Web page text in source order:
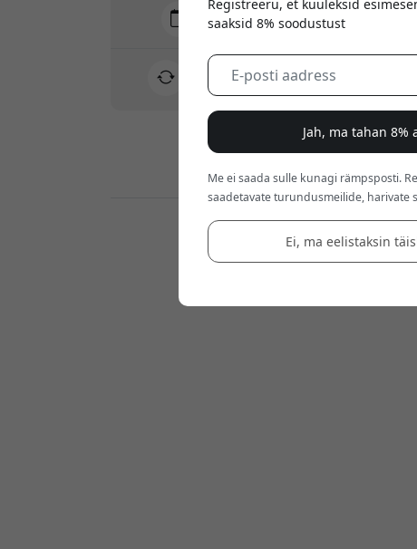
Tarne 10-12 august
Kiire ja jälgitav tarne
30-päevane tagastusõigus
Lihtne tagastus - ilma vaevata
Registreeru, et kuuleksid
saaksid 8% soodustust
Jah, ma tahan
Me ei saada sulle kunagi rämpsposti.
saadetavate turundusmeilide, harivate
Ei, ma eelistaksin